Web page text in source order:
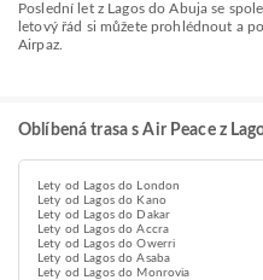
Poslední let z Lagos do Abuja se společností Air Peace odlétá v 19:00. Tento
letový řád si můžete prohlédnout a
Airpaz.
Oblíbená trasa s Air Peace z
Lety od Lagos do London
Lety od Lagos do Kano
Lety od Lagos do Dakar
Lety od Lagos do Accra
Lety od Lagos do Owerri
Lety od Lagos do Asaba
Lety od Lagos do Monrovia